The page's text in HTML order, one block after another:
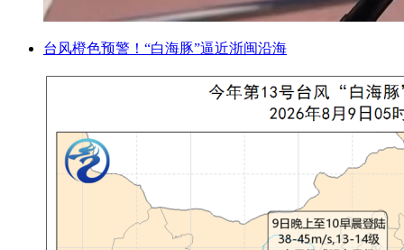
台风橙色预警！“白海豚”逼近浙闽沿海